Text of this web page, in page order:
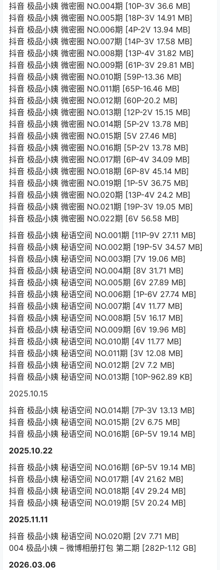
抖音 极品小姨 微密圈 NO.004期 [10P-3V 36.6 MB]
抖音 极品小姨 微密圈 NO.005期 [18P-3V 14.91 MB]
抖音 极品小姨 微密圈 NO.006期 [4P-2V 13.94 MB]
抖音 极品小姨 微密圈 NO.007期 [14P-3V 17.58 MB]
抖音 极品小姨 微密圈 NO.008期 [13P-4V 31.82 MB]
抖音 极品小姨 微密圈 NO.009期 [61P-3V 29.81 MB]
抖音 极品小姨 微密圈 NO.010期 [59P-13.36 MB]
抖音 极品小姨 微密圈 NO.011期 [65P-16.46 MB]
抖音 极品小姨 微密圈 NO.012期 [60P-20.2 MB]
抖音 极品小姨 微密圈 NO.013期 [12P-2V 15.15 MB]
抖音 极品小姨 微密圈 NO.014期 [5P-2V 13.78 MB]
抖音 极品小姨 微密圈 NO.015期 [5V 27.46 MB]
抖音 极品小姨 微密圈 NO.016期 [5P-2V 13.78 MB]
抖音 极品小姨 微密圈 NO.017期 [6P-4V 34.09 MB]
抖音 极品小姨 微密圈 NO.018期 [6P-8V 45.14 MB]
抖音 极品小姨 微密圈 NO.019期 [1P-5V 36.75 MB]
抖音 极品小姨 微密圈 NO.020期 [13P-4V 24.2 MB]
抖音 极品小姨 微密圈 NO.021期 [19P-3V 19.05 MB]
抖音 极品小姨 微密圈 NO.022期 [6V 56.58 MB]
抖音 极品小姨 秘语空间 NO.001期 [11P-9V 27.11 MB]
抖音 极品小姨 秘语空间 NO.002期 [19P-5V 34.57 MB]
抖音 极品小姨 秘语空间 NO.003期 [7V 19.06 MB]
抖音 极品小姨 秘语空间 NO.004期 [8V 31.71 MB]
抖音 极品小姨 秘语空间 NO.005期 [6V 27.89 MB]
抖音 极品小姨 秘语空间 NO.006期 [1P-6V 27.74 MB]
抖音 极品小姨 秘语空间 NO.007期 [4V 11.77 MB]
抖音 极品小姨 秘语空间 NO.008期 [5V 16.17 MB]
抖音 极品小姨 秘语空间 NO.009期 [6V 19.96 MB]
抖音 极品小姨 秘语空间 NO.010期 [4V 11.77 MB]
抖音 极品小姨 秘语空间 NO.011期 [3V 12.08 MB]
抖音 极品小姨 秘语空间 NO.012期 [2V 7.2 MB]
抖音 极品小姨 秘语空间 NO.013期 [10P-962.89 KB]
2025.10.15
抖音 极品小姨 秘语空间 NO.014期 [7P-3V 13.13 MB]
抖音 极品小姨 秘语空间 NO.015期 [2V 6.75 MB]
抖音 极品小姨 秘语空间 NO.016期 [6P-5V 19.14 MB]
2025.10.22
抖音 极品小姨 秘语空间 NO.016期 [6P-5V 19.14 MB]
抖音 极品小姨 秘语空间 NO.017期 [4V 21.62 MB]
抖音 极品小姨 秘语空间 NO.018期 [4V 29.24 MB]
抖音 极品小姨 秘语空间 NO.019期 [5V 20.24 MB]
2025.11.11
抖音 极品小姨 秘语空间 NO.020期 [2V 7.71 MB]
004 极品小姨 – 微博相册打包 第二期 [282P-1.12 GB]
2026.03.06